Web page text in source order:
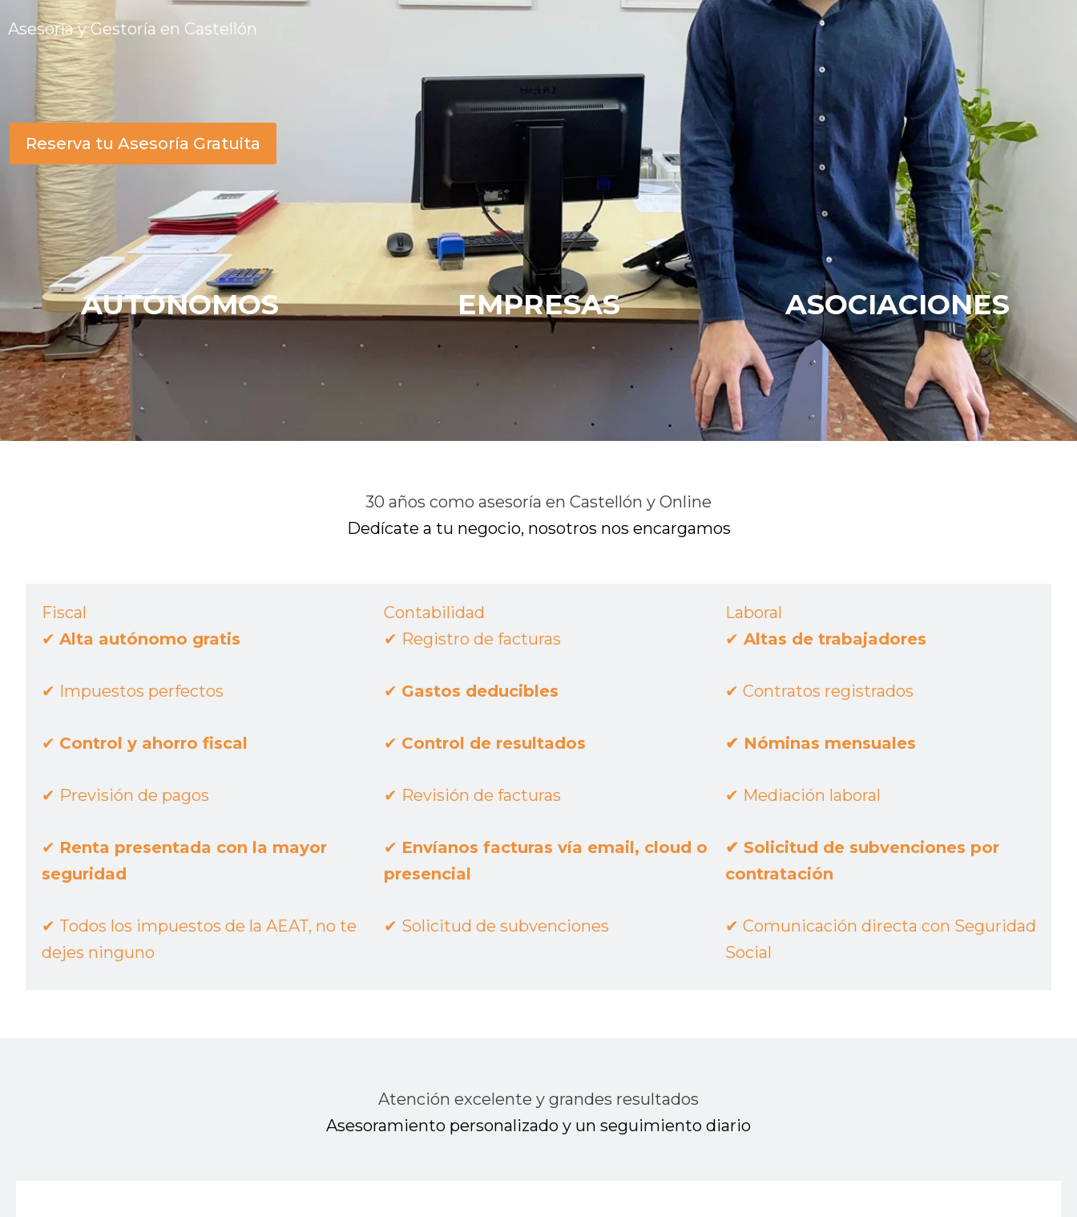
Asesoría y Gestoría en Castellón
Reserva tu Asesoría Gratuita
AUTÓNOMOS EMPRESAS ASOCIACIONES
30 años como asesoría en Castellón y Online
Dedícate a tu negocio, nosotros nos encargamos
Fiscal
✔︎ Alta autónomo gratis
✔︎ Impuestos perfectos
✔︎ Control y ahorro fiscal
✔︎ Previsión de pagos
✔︎ Renta presentada con la mayor
seguridad
✔︎ Todos los impuestos de la AEAT, no te
dejes ninguno
Contabilidad
✔︎ Registro de facturas
✔︎ Gastos deducibles
✔︎ Control de resultados
✔︎ Revisión de facturas
✔︎ Envíanos facturas vía email, cloud o
presencial
✔︎ Solicitud de subvenciones
Laboral
✔︎ Altas de trabajadores
✔︎ Contratos registrados
✔︎ Nóminas mensuales
✔︎ Mediación laboral
✔︎ Solicitud de subvenciones por
contratación
✔︎ Comunicación directa con Seguridad
Social
Atención excelente y grandes resultados
Asesoramiento personalizado y un seguimiento diario